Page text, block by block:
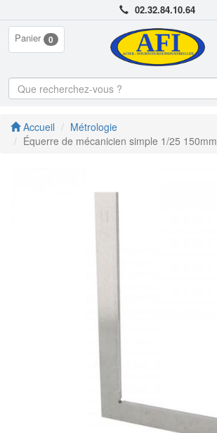
02.32.84.10.64
Panier 0
Accueil
Métrologie
Équerre de mécanicien simple 1/25 150mm